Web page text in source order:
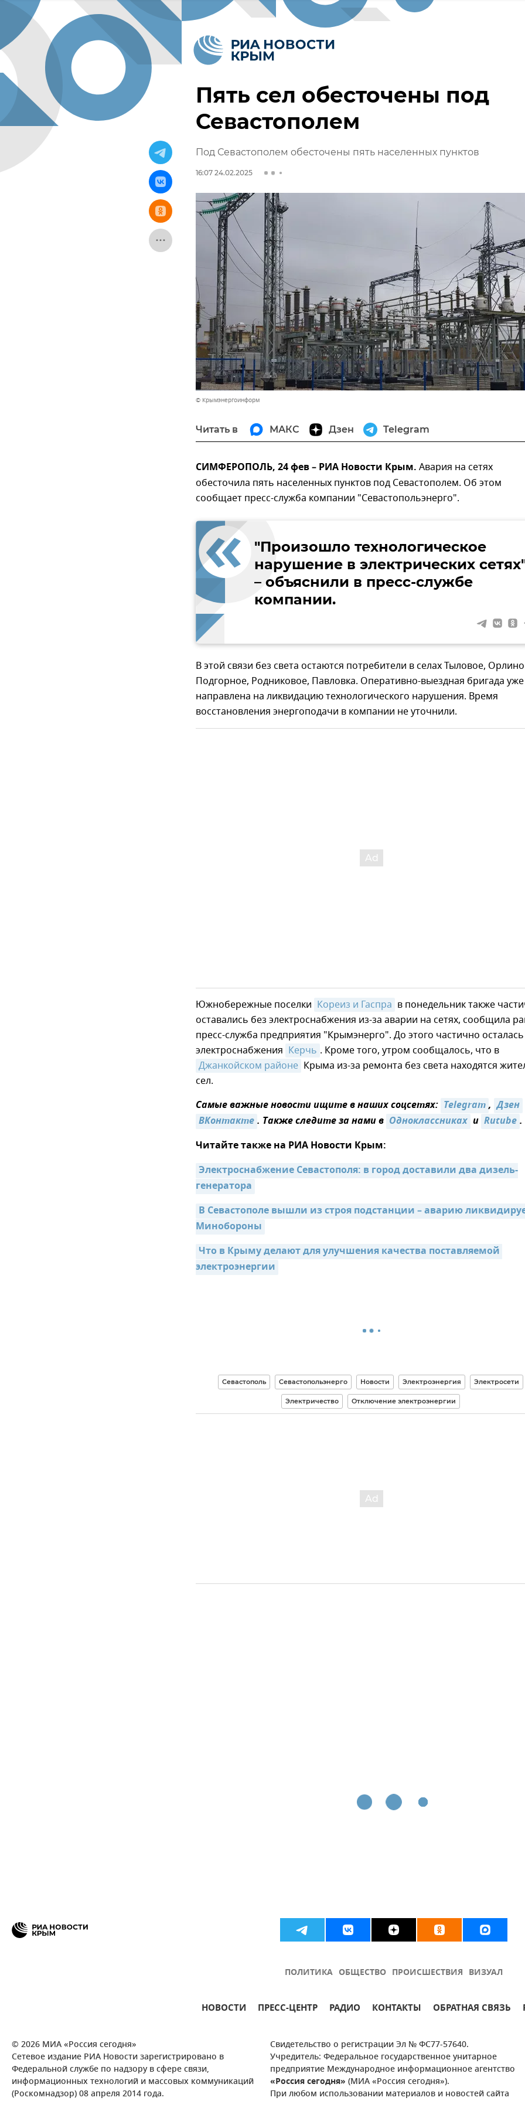
Пять сел обесточены под
Севастополем
Под Севастополем обесточены пять населенных пунктов
16:07 24.02.2025
© Крымэнергоинформ
Читать в МАКС Дзен Telegram
СИМФЕРОПОЛЬ, 24 фев – РИА Новости Крым. Авария на сетях
обесточила пять населенных пунктов под Севастополем. Об этом
сообщает пресс-служба компании "Севастопольэнерго".
"Произошло технологическое
нарушение в электрических
– объяснили в пресс-службе
компании.
В этой связи без света остаются потребители в селах Тыловое,
Подгорное, Родниковое, Павловка. Оперативно-выездная бригада уже
направлена на ликвидацию технологического нарушения. Время
восстановления энергоподачи в компании не уточнили.
Южнобережные поселки Кореиз и Гаспра в понедельник также
оставались без электроснабжения из-за аварии на сетях, сообщила
пресс-служба предприятия "Крымэнерго". До этого частично
электроснабжения Керчь . Кроме того, утром сообщалось, что в
Джанкойском районе Крыма из-за ремонта без света находятся
сел.
Самые важные новости ищите в наших соцсетях: Telegram, Дзен
ВКонтакте. Также следите за нами в Одноклассниках и Rutube.
Читайте также на РИА Новости Крым:
Электроснабжение Севастополя: в город доставили два дизель-
генератора
В Севастополе вышли из строя подстанции – аварию
Минобороны
Что в Крыму делают для улучшения качества поставляемой
электроэнергии
Севастополь Севастопольэнерго Новости Электроэнергия Электросети
Электричество Отключение электроэнергии
ПОЛИТИКА ОБЩЕСТВО ПРОИСШЕСТВИЯ ВИЗУАЛ
НОВОСТИ ПРЕСС-ЦЕНТР РАДИО КОНТАКТЫ ОБРАТНАЯ СВЯЗЬ
© 2026 МИА «Россия сегодня»
Сетевое издание РИА Новости зарегистрировано в
Федеральной службе по надзору в сфере связи,
информационных технологий и массовых коммуникаций
(Роскомнадзор) 08 апреля 2014 года.
Свидетельство о регистрации Эл № ФС77-57640.
Учредитель: Федеральное государственное унитарное
предприятие Международное информационное агентство
«Россия сегодня» (МИА «Россия сегодня»).
При любом использовании материалов и новостей сайта